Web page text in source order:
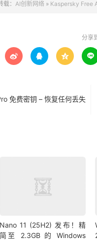
： AI创新网络 » Kaspersky Free
分享
   
免费密钥 – 恢复任何丢失
Nano 11 (25H2) 发布！精
简至 2.3GB 的 Windows